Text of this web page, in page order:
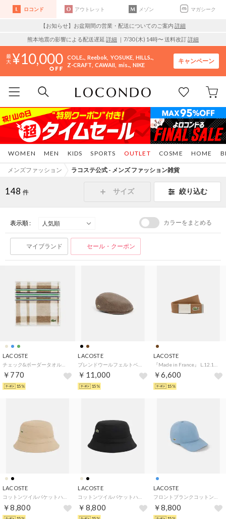
ロコンド アウトレット メゾン マガシーク
【お知らせ】お盆期間の営業・配送についてのご案内 詳細
熊本地震の影響による配送遅延 詳細 ｜7/30 (木) 14時〜 送料改訂詳細
10,000 COLE.. Reebok YOSUKE HILLS..
Z-CRAFT CAWAII mis.. NIKE
キャンペーン
WOMEN MEN KIDS SPORTS COSME HOME
OUTLET
メンズファッション ラコステ公式 - メンズ ファッション雑貨
148 件 サイズ 絞り込む
表示順 : カラーをまとめる
マイブランド セール・クーポン
LACOSTE
￥770
15%
LACOSTE
￥11,000
15%
LACOSTE
￥6,600
15%
LACOSTE
￥8,800
LACOSTE
￥8,800
LACOSTE
￥8,800